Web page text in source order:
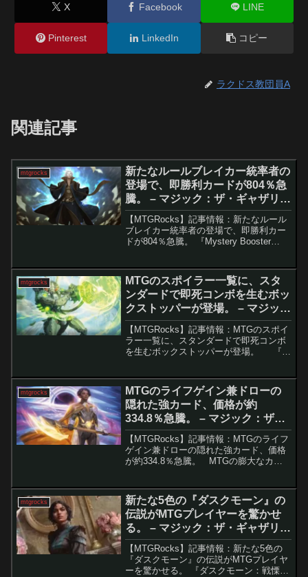
X Facebook LINE
Pinterest LinkedIn コピー
ラクドス教団員A
関連記事
mtgrocks
新たなルールブレイカー統率者の
登場で、即勝利カードが804％急
騰。 – マジック：ザ・ギャザリン
グ
【MTGRocks】記事情報：新たなルール
ブレイカー統率者の登場で、即勝利カー
ドが804％急騰。 『Mystery Booster
Comma...
mtgrocks
MTGのスポイラー一覧に、スタ
ンダードで即死コンボを生むボッ
クストッパーが登場。 – マジッ
ク：ザ・ギャザリング
【MTGRocks】記事情報：MTGのスポイ
ラー一覧に、スタンダードで即死コンボ
を生むボックストッパーが登場。 『久
を通じて判明していたものの、まだまだ
新たな注...
mtgrocks
MTGのライフゲイン兼ドローの
隠れた強カード、価格が約
334.8％急騰。 – マジック：ザ・
ギャザリング
【MTGRocks】記事情報：MTGのライフ
ゲイン兼ドローの隠れた強カード、価格
が約334.8％急騰。 MTGの膨大なカー
材」が存在します。「光に導かれし者、
ハリー...
mtgrocks
新たな5色の『ダスクモーン』の
伝説がMTGプレイヤーを驚かせ
る。 – マジック：ザ・ギャザリン
グ
【MTGRocks】記事情報：新たな5色の
『ダスクモーン』の伝説がMTGプレイヤ
ーを驚かせる。 『ダスクモーン：戦慄の